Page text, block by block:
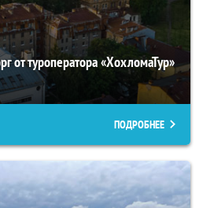
от туроператора «ХохломаТур»
ПОДРОБНЕЕ